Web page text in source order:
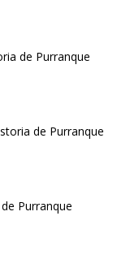
de Purranque
de Purranque
Purranque